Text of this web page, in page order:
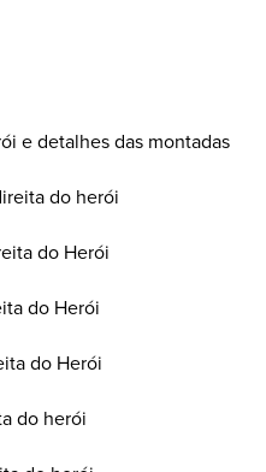
e detalhes das montadas
do herói
do Herói
do Herói
do Herói
do herói